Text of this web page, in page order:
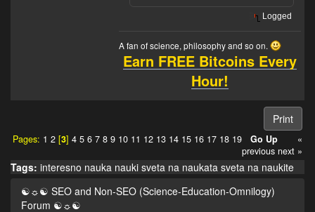
Logged
A fan of science, philosophy and so on.
Earn FREE Bitcoins Every
Hour!
Print
Pages: 1 2[3] 4 5 6 7 8 9 10 11 12 13 14 15 16 17 18 19 Go Up
«
previous next »
Tags: interesno nauka nauki sveta na naukata sveta na naukite
☯☼☯ SEO and Non-SEO (Science-Education-Omnilogy)
Forum ☯☼☯